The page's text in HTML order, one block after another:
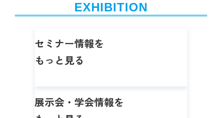
EXHIBITION
セミナー情報を
もっと見る
展示会・学会情報を